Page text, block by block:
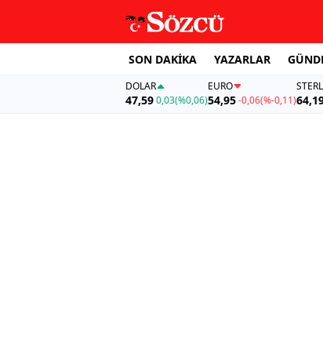
SON DAKİKA YAZARLAR
DOLAR
47,590,03(%0,06)
EURO
54,95 -0,06(%-0,11)